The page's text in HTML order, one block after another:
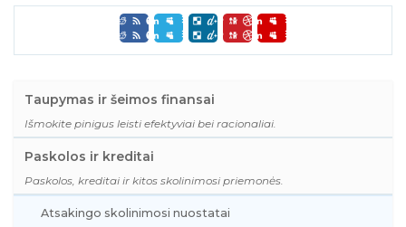
Taupymas ir šeimos finansai
Išmokite pinigus leisti efektyviai bei racionaliai.
Paskolos ir kreditai
Paskolos, kreditai ir kitos skolinimosi priemonės.
Atsakingo skolinimosi nuostatai